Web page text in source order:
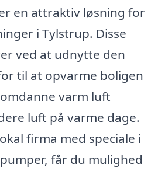
en attraktiv løsning for
i Tylstrup. Disse
ved at udnytte den
til at opvarme boligen
varm luft
luft på varme dage.
firma med speciale i
får du mulighed